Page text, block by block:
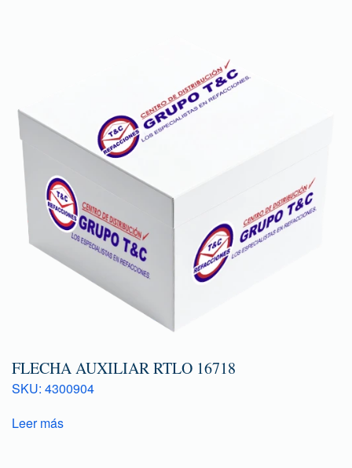
FLECHA AUXILIAR RTLO 16718
SKU: 4300904
Leer más